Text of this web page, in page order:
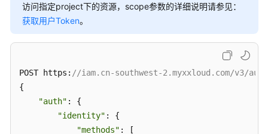
访问指定project下的资源，scope参数的详细说明请参见：
获取用户Token。
POST https: //iam.cn-southwest-2.myxxloud.com/v3/
{
"auth" : {
"identity" : {
"methods" : [